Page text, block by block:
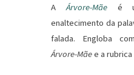
A Árvore-Mãe é
enaltecimento da
falada. Engloba
Árvore-Mãee arubrica